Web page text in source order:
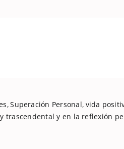
Superación Personal vida
trascendental y en la reflexión